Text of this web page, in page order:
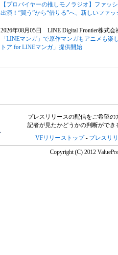
【プロバイヤーの推しモノラジオ】ファッ
出演！“買う”から“借りる”へ、新しいファ
2026年08月05日 LINE Digital Frontier株式
「LINEマンガ」で原作マンガもアニメも
トア for LINEマンガ」提供開始
プレスリリースの配信をご希望の
記者が見たかどうかの判断がで
VFリリーストップ- プレスリ
Copyright (C) 2012